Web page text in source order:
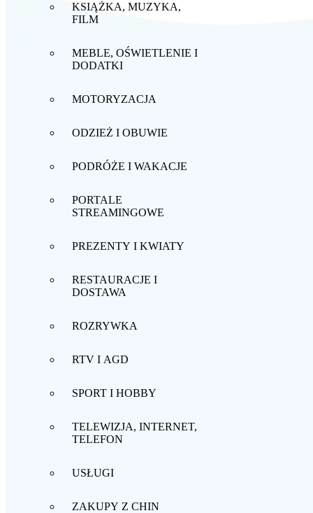
KSIĄŻKA, MUZYKA,
FILM
MEBLE, OŚWIETLENIE I
DODATKI
MOTORYZACJA
ODZIEŻ I OBUWIE
PODRÓŻE I WAKACJE
PORTALE
STREAMINGOWE
PREZENTY I KWIATY
RESTAURACJE I
DOSTAWA
ROZRYWKA
RTV I AGD
SPORT I HOBBY
TELEWIZJA, INTERNET,
TELEFON
USŁUGI
ZAKUPY Z CHIN